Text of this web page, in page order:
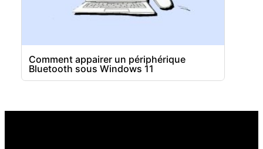
Comment appairer un périphérique
Bluetooth sous Windows 11